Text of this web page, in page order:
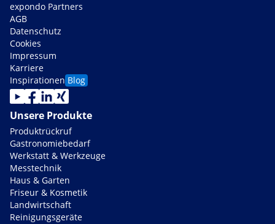
expondo Partners
AGB
Datenschutz
Cookies
Impressum
Karriere
Inspirationen Blog
Unsere Produkte
Produktrückruf
Gastronomiebedarf
Werkstatt & Werkzeuge
Messtechnik
Haus & Garten
Friseur & Kosmetik
Landwirtschaft
Reinigungsgeräte